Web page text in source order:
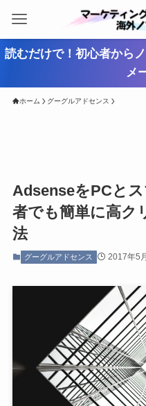
読むだけで！初心者から
メ
ホーム グーグルアドセンス
AdsenseをPCと
者でも簡単に高ク
法
グーグルアドセンス 2017年5